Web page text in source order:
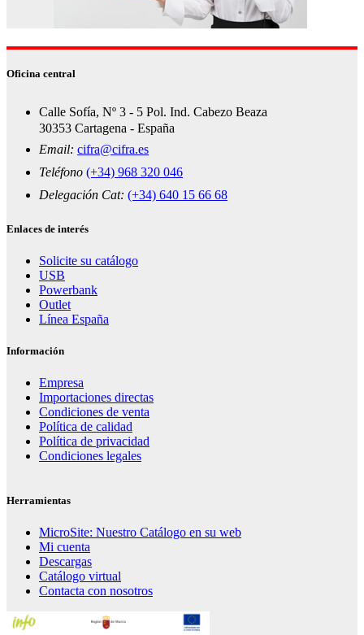
Oficina central
Calle Sofía, Nº 3 - 5 Pol. Ind. Cabezo Beaza
30353 Cartagena - España
Email: cifra@cifra.es
Teléfono (+34) 968 320 046
Delegación Cat: (+34) 640 15 66 68
Enlaces de interés
Solicite su catálogo
USB
Powerbank
Outlet
Línea España
Información
Empresa
Importaciones directas
Condiciones de venta
Política de calidad
Política de privacidad
Condiciones legales
Herramientas
MicroSite: Nuestro Catálogo en su web
Mi cuenta
Descargas
Catálogo virtual
Contacta con nosotros